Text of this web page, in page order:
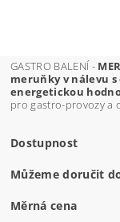
GASTRO BALENÍ -
meruňky v nálevu s
energetickou
pro gastro-provozy a
Dostupnost
Můžeme doručit
Měrná cena